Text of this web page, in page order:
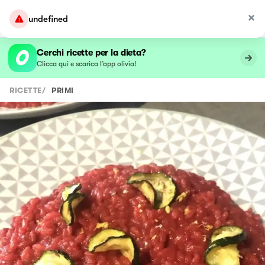
undefined
Cerchi ricette per la dieta?
Clicca qui e scarica l’app olivia!
RICETTE/ PRIMI